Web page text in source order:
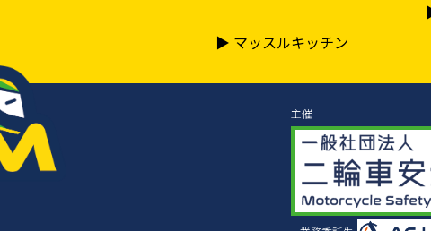
▶︎ マッスルキッチン
主催